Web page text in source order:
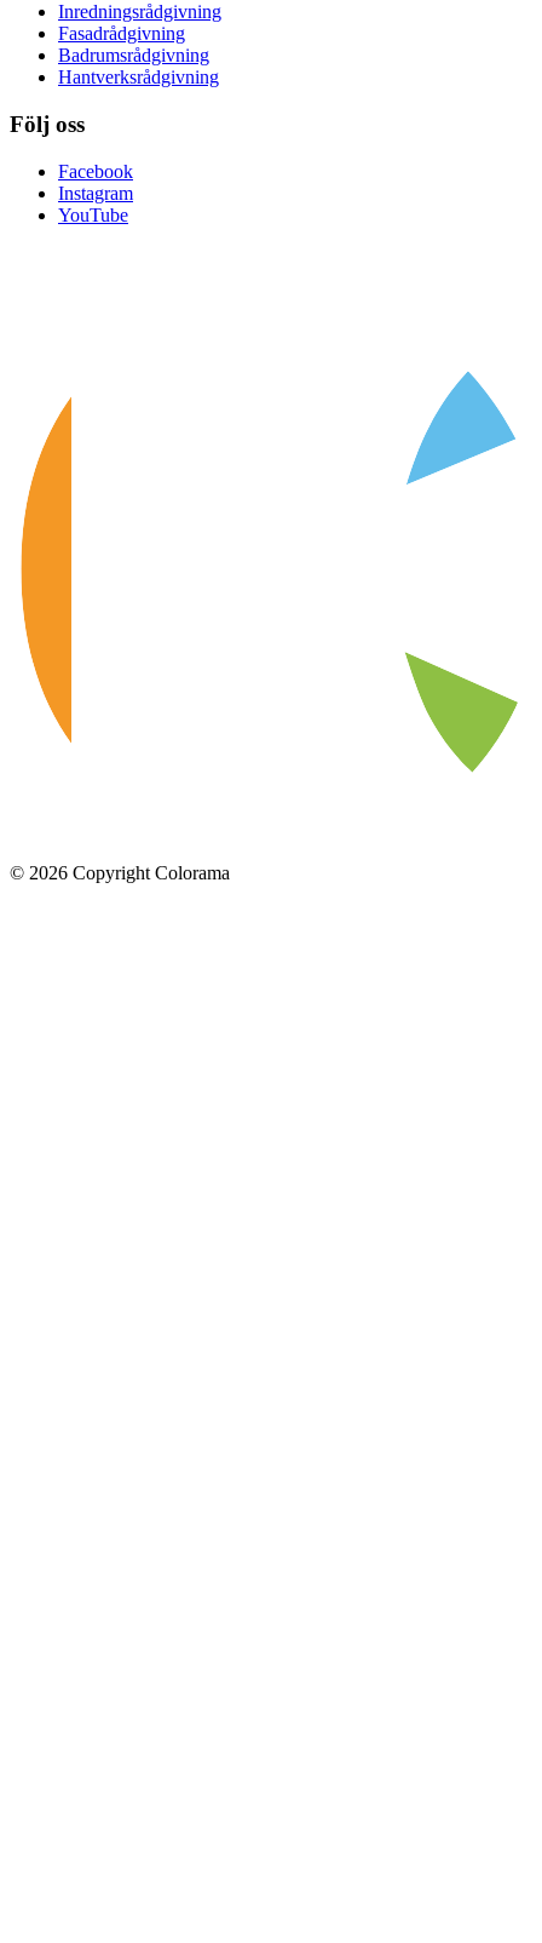
Inredningsrådgivning
Fasadrådgivning
Badrumsrådgivning
Hantverksrådgivning
Följ oss
Facebook
Instagram
YouTube
© 2026 Copyright Colorama